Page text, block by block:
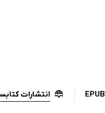
EPUB انتشارات